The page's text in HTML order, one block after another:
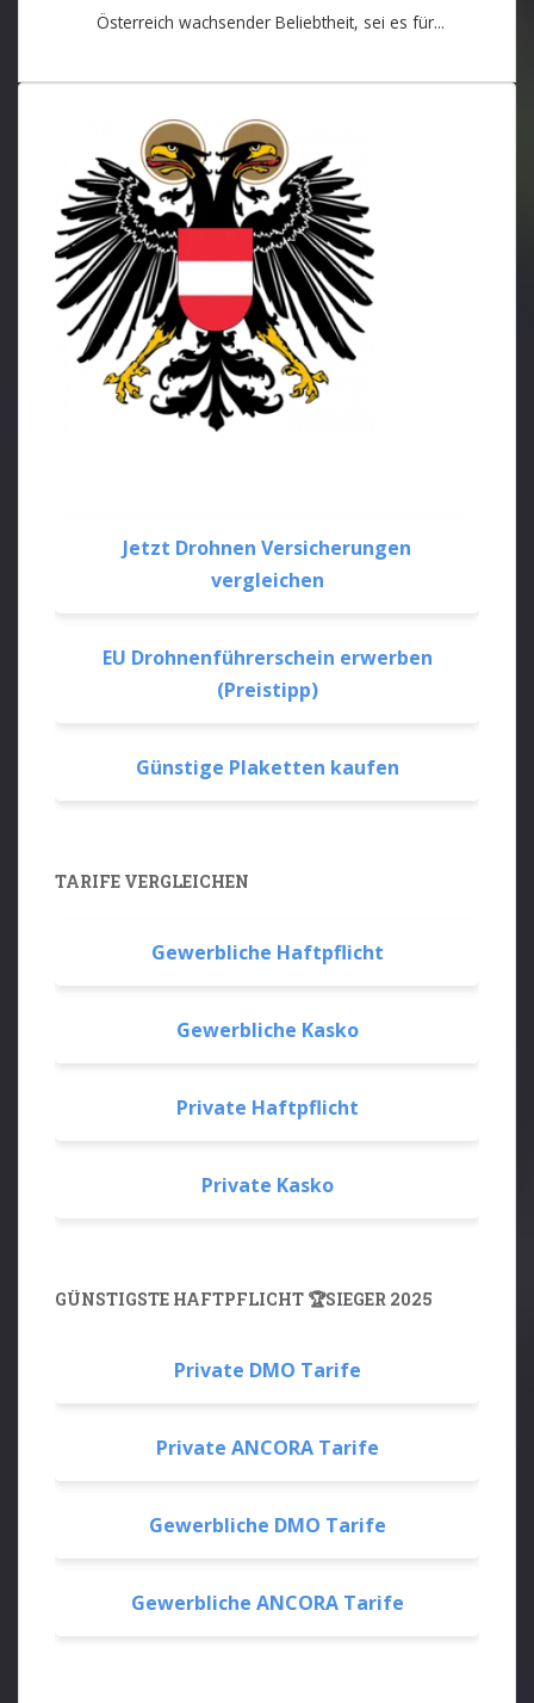
Österreich wachsender Beliebtheit, sei es für...
Jetzt Drohnen Versicherungen
vergleichen
EU Drohnenführerschein erwerben
(Preistipp)
Günstige Plaketten kaufen
TARIFE VERGLEICHEN
Gewerbliche Haftpflicht
Gewerbliche Kasko
Private Haftpflicht
Private Kasko
GÜNSTIGSTE HAFTPFLICHT 🏆SIEGER 2025
Private DMO Tarife
Private ANCORA Tarife
Gewerbliche DMO Tarife
Gewerbliche ANCORA Tarife